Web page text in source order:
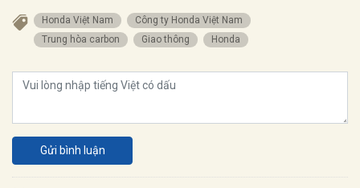
Honda Việt Nam
Công ty Honda Việt Nam
Trung hòa carbon
Giao thông Honda
Gửi bình luận